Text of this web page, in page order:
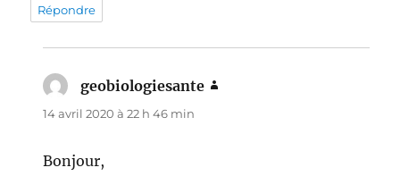
Répondre
geobiologiesante
14 avril 2020 à 22 h 46 min
Bonjour,